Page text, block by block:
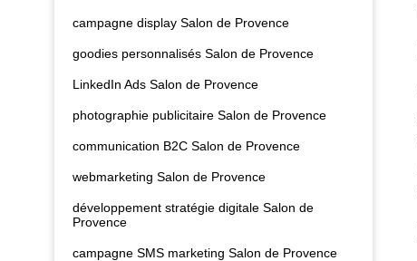
campagne display Salon de Provence
goodies personnalisés Salon de Provence
LinkedIn Ads Salon de Provence
photographie publicitaire Salon de Provence
communication B2C Salon de Provence
webmarketing Salon de Provence
développement stratégie digitale Salon de
Provence
campagne SMS marketing Salon de Provence